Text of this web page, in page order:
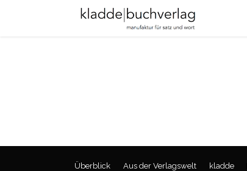
Überblick Aus der Verlagswelt kladde